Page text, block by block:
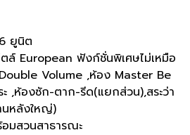
ยูนิต
ล์ European ฟังก์ชั่นพิเศษไม่เหมือ
Volume ,ห้อง Master Be
,ห้องซัก-ตาก-รีด(แยกส่วน),สระว่า
นหลังใหญ่)
มสวนสาธารณะ